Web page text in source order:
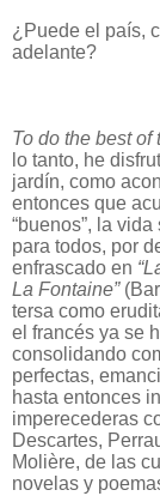
¿Puede el país,
adelante?
To do the best of
lo tanto, he
jardín, como
entonces que
“buenos”, la
para todos, por
enfrascado en
La Fontaine”
tersa como
el francés ya se
consolidando
perfectas,
hasta entonces
imperecederas
Descartes,
Molière, de las
novelas y